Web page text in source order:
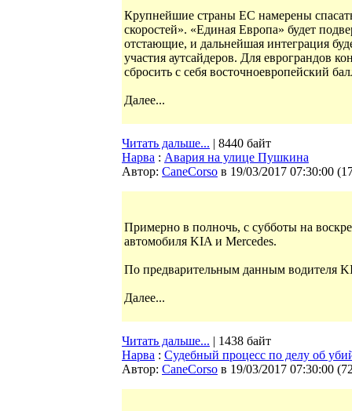
Крупнейшие страны ЕС намерены
скоростей». «Единая Европа» будет
отстающие, и дальнейшая интеграция
участия аутсайдеров. Для еврограндов
сбросить с себя восточноевропейский
Далее...
Читать дальше... | 8440 байт
Нарва : Авария на улице Пушкина
Автор: CaneCorso в 19/03/2017 07:30:00 (
Примерно в полночь, с субботы на
автомобиля KIA и Mercedes.
По предварительным данным водителя
Далее...
Читать дальше... | 1438 байт
Нарва : Судебный процесс по делу об
Автор: CaneCorso в 19/03/2017 07:30:00 (